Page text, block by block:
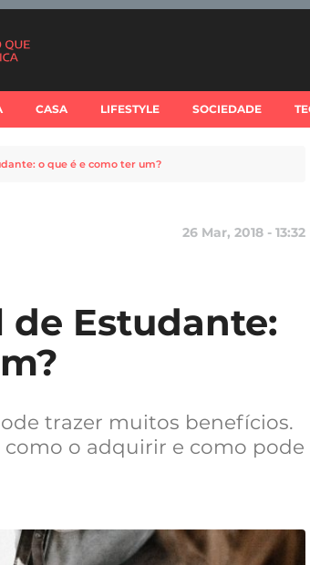
CASA LIFESTYLE SOCIEDADE
o que é e como ter um?
26 Mar, 2018 - 13:32
Estudante:
trazer muitos benefícios.
o adquirir e como pode